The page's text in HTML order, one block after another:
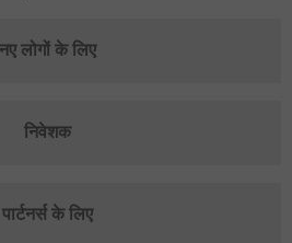
नए लोगों के लिए
निवेशक
पार्टनर्स के लिए